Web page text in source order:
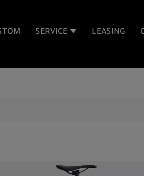
SERVICE LEASING